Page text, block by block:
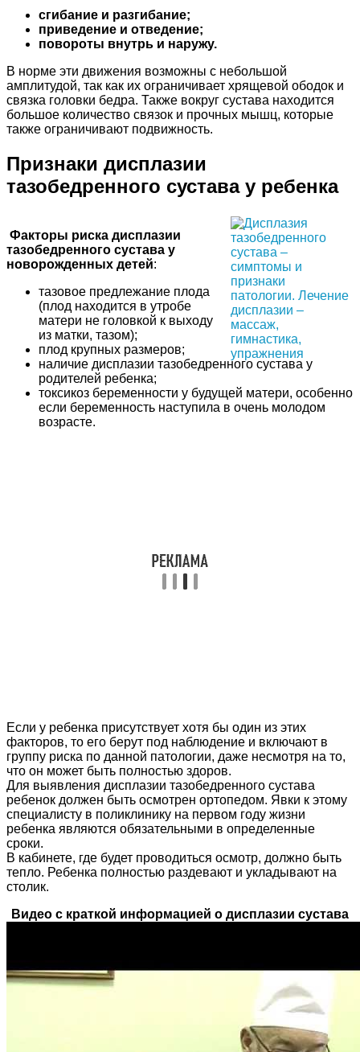
сгибание и разгибание;
приведение и отведение;
повороты внутрь и наружу.
В норме эти движения возможны с небольшой
амплитудой, так как их ограничивает хрящевой ободок и
связка головки бедра. Также вокруг сустава находится
большое количество связок и прочных мышц, которые
также ограничивают подвижность.
Признаки дисплазии
тазобедренного сустава у ребенка
Факторы риска дисплазии
тазобедренного сустава у
новорожденных детей:
тазовое предлежание плода
(плод находится в утробе
матери не головкой к выходу
из матки, тазом);
плод крупных размеров;
наличие дисплазии тазобедренного сустава у
родителей ребенка;
токсикоз беременности у будущей матери, особенно
если беременность наступила в очень молодом
возрасте.
Если у ребенка присутствует хотя бы один из этих
факторов, то его берут под наблюдение и включают в
группу риска по данной патологии, даже несмотря на то,
что он может быть полностью здоров.
Для выявления дисплазии тазобедренного сустава
ребенок должен быть осмотрен ортопедом. Явки к этому
специалисту в поликлинику на первом году жизни
ребенка являются обязательными в определенные
сроки.
В кабинете, где будет проводиться осмотр, должно быть
тепло. Ребенка полностью раздевают и укладывают на
столик.
Видео с краткой информацией о дисплазии сустава